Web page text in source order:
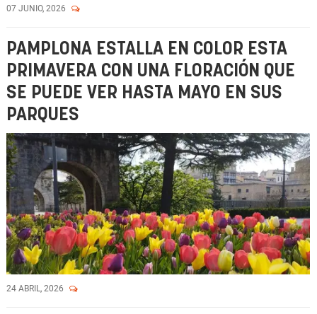
07 JUNIO, 2026
PAMPLONA ESTALLA EN COLOR ESTA
PRIMAVERA CON UNA FLORACIÓN QUE
SE PUEDE VER HASTA MAYO EN SUS
PARQUES
24 ABRIL, 2026